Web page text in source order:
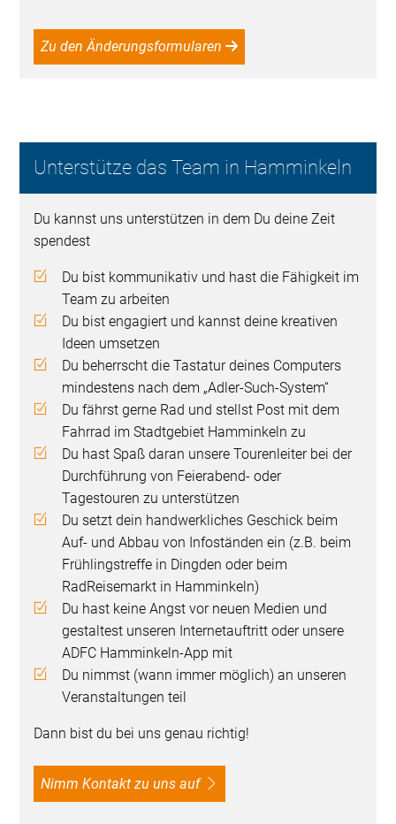
Zu den Änderungsformularen
Unterstütze das Team in Hamminkeln
Du kannst uns unterstützen in dem Du deine Zeit
spendest
Du bist kommunikativ und hast die Fähigkeit im
Team zu arbeiten
Du bist engagiert und kannst deine kreativen
Ideen umsetzen
Du beherrscht die Tastatur deines Computers
mindestens nach dem „Adler-Such-System“
Du fährst gerne Rad und stellst Post mit dem
Fahrrad im Stadtgebiet Hamminkeln zu
Du hast Spaß daran unsere Tourenleiter bei der
Durchführung von Feierabend- oder
Tagestouren zu unterstützen
Du setzt dein handwerkliches Geschick beim
Auf- und Abbau von Infoständen ein (z.B. beim
Frühlingstreffe in Dingden oder beim
RadReisemarkt in Hamminkeln)
Du hast keine Angst vor neuen Medien und
gestaltest unseren Internetauftritt oder unsere
ADFC Hamminkeln-App mit
Du nimmst (wann immer möglich) an unseren
Veranstaltungen teil
Dann bist du bei uns genau richtig!
Nimm Kontakt zu uns auf